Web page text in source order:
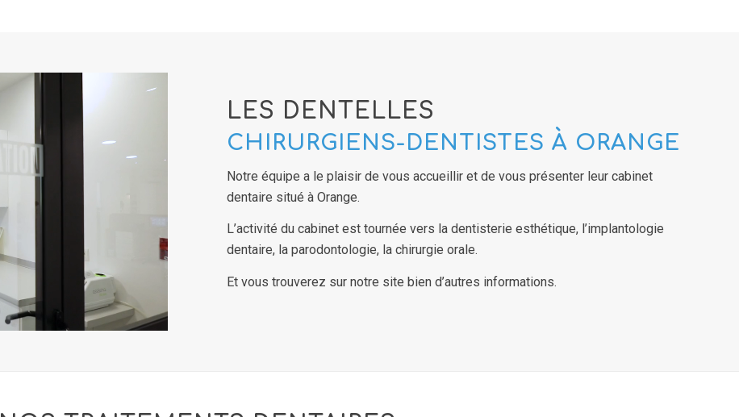
LES DENTELLES
CHIRURGIENS-DENTISTES À ORANGE
Notre équipe a le plaisir de vous accueillir et de vous présenter leur cabinet
dentaire situé à Orange.
L’activité du cabinet est tournée vers la dentisterie esthétique, l’implantologie
dentaire, la parodontologie, la chirurgie orale.
Et vous trouverez sur notre site bien d’autres informations.